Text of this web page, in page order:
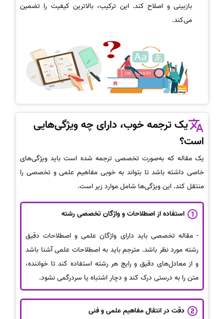
بازبینی و اصلاح کند. این ترکیب، بالاترین کیفیت را تضمین
می‌کند.
یک ترجمه خوب، دارای چه ویژگی‌هایی
است؟
یک مقاله که به‌صورت تخصصی ترجمه شده است باید ویژگی‌های
خاصی داشته باشد تا بتواند به خوبی مفاهیم علمی و تخصصی را
منتقل کند. این ویژگی‌ها شامل موارد زیر است.
استفاده از اصطلاحات و واژگان تخصصی رشته
- مقاله تخصصی باید دارای واژگان علمی و اصطلاحات دقیق
رشته مورد نظر باشد. مترجم باید به اصطلاحات علمی آشنا باشد
و از معادل‌های دقیق و رایج هر رشته استفاده کند تا خواننده،
متن را به درستی درک کند و دچار اشتباه یا سردرگمی نشود.
دقت در انتقال مفاهیم علمی و فنی